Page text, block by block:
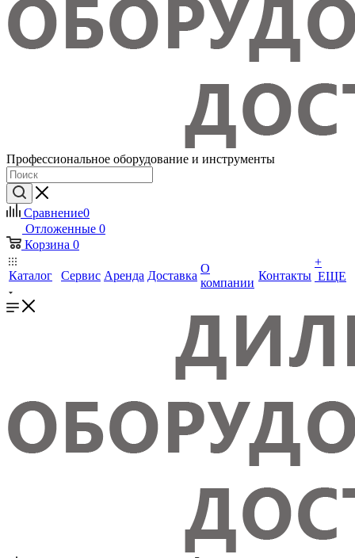
Профессиональное оборудование и инструменты
Сравнение0
Отложенные 0
Корзина 0
Каталог Сервис Аренда Доставка
О
компании
Контакты
+
ЕЩЕ